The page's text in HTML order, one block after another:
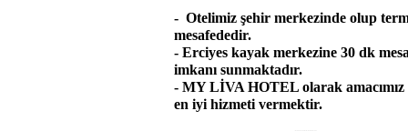
- Otelimiz şehir merkezinde olup
mesafededir.
- Erciyes kayak merkezine 30 dk
imkanı sunmaktadır.
- MY LİVA HOTEL olarak
en iyi hizmeti vermektir.